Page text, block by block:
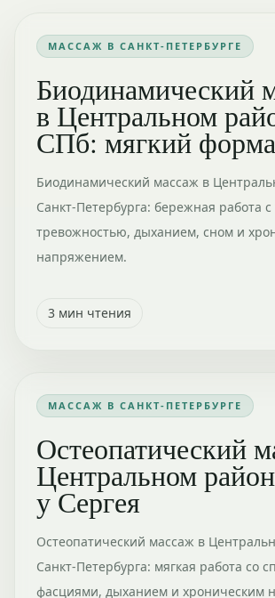
МАССАЖ В САНКТ-ПЕТЕРБУРГЕ
Биодинамический
в Центральном
СПб: мягкий
Биодинамический массаж в
Санкт-Петербурга: бережная работа с
тревожностью, дыханием, сном и
напряжением.
3 мин чтения
МАССАЖ В САНКТ-ПЕТЕРБУРГЕ
Остеопатический
Центральном
у Сергея
Остеопатический массаж в
Санкт-Петербурга: мягкая работа со
фасциями, дыханием и хроническим